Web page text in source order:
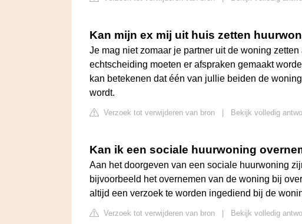
Kan mijn ex mij uit huis zetten
Je mag niet zomaar je partner uit de woning
echtscheiding moeten er afspraken gemaakt
kan betekenen dat één van jullie beiden de
wordt.
Verzoek tot verwijderen van bron Bekijk volledig
Kan ik een sociale huurwoning
Aan het doorgeven van een sociale huurwoning
bijvoorbeeld het overnemen van de woning bij
altijd een verzoek te worden ingediend bij de
Verzoek tot verwijderen van bron Bekijk volledig